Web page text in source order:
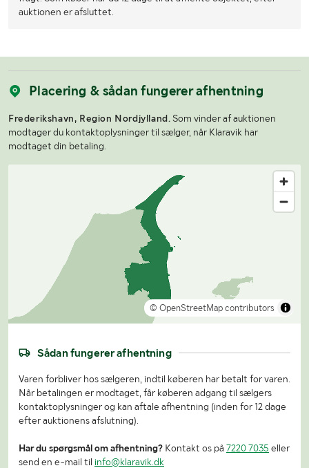
auktionen er afsluttet.
Placering & sådan fungerer afhentning
Frederikshavn, Region Nordjylland. Som vinder af auktionen
modtager du kontaktoplysninger til sælger, når Klaravik har
modtaget din betaling.
© OpenStreetMap contributors
Sådan fungerer afhentning
Varen forbliver hos sælgeren, indtil køberen har betalt for varen.
Når betalingen er modtaget, får køberen adgang til sælgers
kontaktoplysninger og kan aftale afhentning (inden for 12 dage
efter auktionens afslutning).
Har du spørgsmål om afhentning? Kontakt os på 7220 7035 eller
send en e-mail til info@klaravik.dk